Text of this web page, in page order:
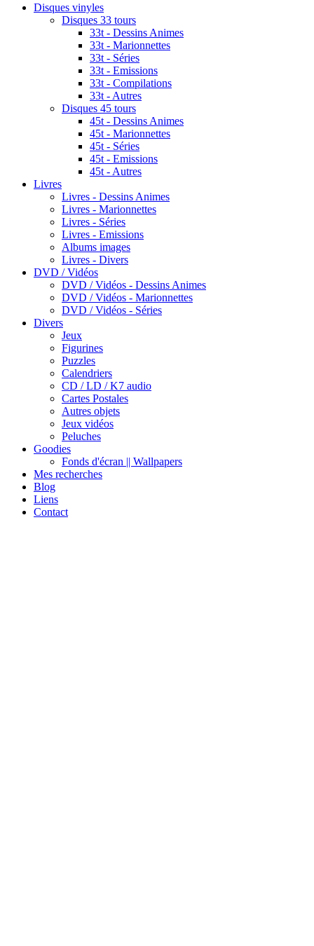
Disques vinyles
Disques 33 tours
33t - Dessins Animes
33t - Marionnettes
33t - Séries
33t - Emissions
33t - Compilations
33t - Autres
Disques 45 tours
45t - Dessins Animes
45t - Marionnettes
45t - Séries
45t - Emissions
45t - Autres
Livres
Livres - Dessins Animes
Livres - Marionnettes
Livres - Séries
Livres - Emissions
Albums images
Livres - Divers
DVD / Vidéos
DVD / Vidéos - Dessins Animes
DVD / Vidéos - Marionnettes
DVD / Vidéos - Séries
Divers
Jeux
Figurines
Puzzles
Calendriers
CD / LD / K7 audio
Cartes Postales
Autres objets
Jeux vidéos
Peluches
Goodies
Fonds d'écran || Wallpapers
Mes recherches
Blog
Liens
Contact